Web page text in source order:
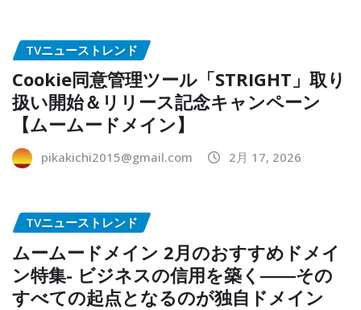
TVニューストレンド
Cookie同意管理ツール「STRIGHT」取り
扱い開始＆リリース記念キャンペーン
【ムームードメイン】
pikakichi2015@gmail.com 2月 17, 2026
TVニューストレンド
ムームードメイン 2月のおすすめドメイ
ン特集- ビジネスの信用を築く――その
すべての起点となるのが独自ドメイン